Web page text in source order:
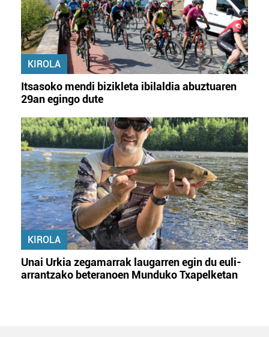
KIROLA
Itsasoko mendi bizikleta ibilaldia abuztuaren
29an egingo dute
KIROLA
Unai Urkia zegamarrak laugarren egin du euli-
arrantzako beteranoen Munduko Txapelketan